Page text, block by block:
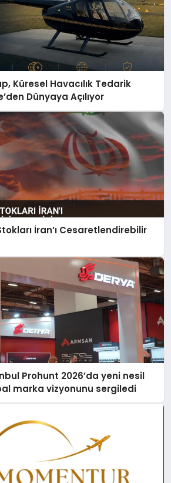
Küresel Havacılık Tedarik
Dünyaya Açılıyor
İran’ı Cesaretlendirebilir
Prohunt 2026’da yeni nesil
marka vizyonunu sergiledi